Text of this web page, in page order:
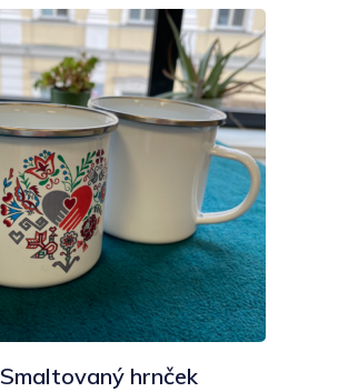
Smaltovaný hrnček